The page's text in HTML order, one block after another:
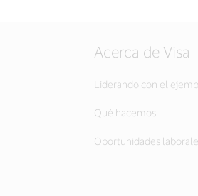
Acerca de Visa
Liderando con el
Qué hacemos
Oportunidades